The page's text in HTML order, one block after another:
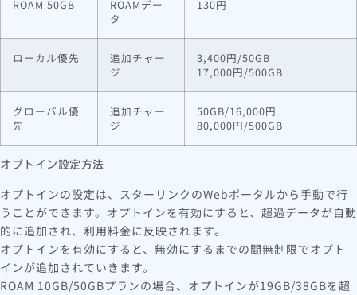
ROAM 50GB
ROAMデー
タ
130円
ローカル優先
追加チャー
ジ
3,400円/50GB
17,000円/500GB
グローバル優
先
追加チャー
ジ
50GB/16,000円
80,000円/500GB
オプトイン設定方法
オプトインの設定は、スターリンクのWebポータルから手動で行
うことができます。オプトインを有効にすると、超過データが自動
的に追加され、利用料金に反映されます。
オプトインを有効にすると、無効にするまでの間無制限でオプト
インが追加されていきます。
ROAM 10GB/50GBプランの場合、オプトインが19GB/38GBを超